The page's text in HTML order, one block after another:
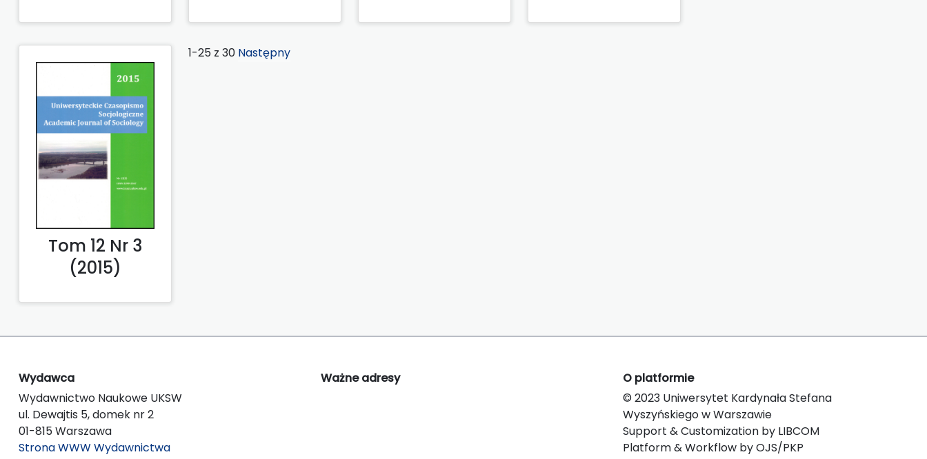
Tom 12 Nr 3
(2015)
1-25 z 30 Następny
Wydawca
Wydawnictwo Naukowe UKSW
ul. Dewajtis 5, domek nr 2
01-815 Warszawa
Strona WWW Wydawnictwa
Ważne adresy
O platformie
© 2023 Uniwersytet Kardynała Stefana
Wyszyńskiego w Warszawie
Support & Customization by LIBCOM
Platform & Workflow by OJS/PKP